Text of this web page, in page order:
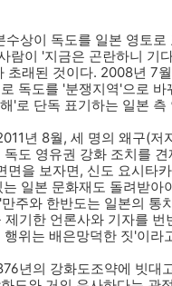
상이 독도를 일본 영토
람이 '지금은 곤란하니 기
초래된 것이다. 2008년 7
독도를 '분쟁지역'으로
'로 단독 표기하는 일본
년 8월, 세 명의 왜구(저
도 영유권 강화 조치를
면을 보자면, 신도 요시타
일본 문화재도 돌려받아
주와 한반도는 일본의 통
기한 언론사와 기자를 번
위는 배은망덕한 짓'이라
년의 강화도조약에 빗대